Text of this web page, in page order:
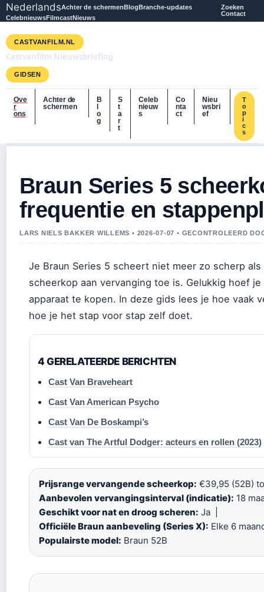
NederlandsAchter de schermenBlogBranche-updates
CelebnieuwsFilmcastNieuws
Zoeken
Contact
CASTVANFILM.NL
Castvanfilm Nieuwsbriefing
GIDSEN
Ove
r
ons
Achter de
schermen
B
o
g
S
t
a
r
t
Celeb
nieuw
s
Co
nta
ct
Nieu
wsbri
ef
T
o
p
i
c
s
Braun Series 5
frequentie en
LARS NIELS BAKKER WILLEMS • 2026-07-07 • GECONTROLEERD
Je Braun Series 5 scheert niet meer zo scherp
scheerkop aan vervanging toe is. Gelukkig hoef
apparaat te kopen. In deze gids lees je hoe vaak
hoe je het stap voor stap zelf doet.
4 GERELATEERDE BERICHTEN
Cast Van Braveheart
Cast Van American Psycho
Cast Van De Boskampi’s
Cast van The Artful Dodger: acteurs en rollen (2023)
Prijsrange vervangende scheerkop: €39,95 (52B)
Aanbevolen vervangingsinterval (indicatie): 18
Geschikt voor nat en droog scheren: Ja |
Officiële Braun aanbeveling (Series X): Elke 6
Populairste model: Braun 52B